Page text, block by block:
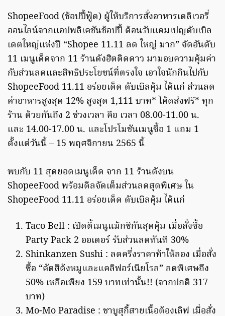
ShopeeFood (ช้อปปี้ฟู้ด) ผู้ให้บริการสั่งอาหารเดลิเวอรี่
ออนไลน์จากแอปพลิเคชันช้อปปี้ ต้อนรับแคมเปญดับเบิล
เดตใหญ่แห่งปี “Shopee 11.11 ลด ใหญ่ มาก” จัดอันดับ
11 เมนูเด็ดจาก 11 ร้านดังฮิตติดดาว มามอบความคุ้มค่า
กับส่วนลดและสิทธิประโยชน์ที่ตรงใจ เอาใจนักกินไปกับ
ShopeeFood 11.11 อร่อยเด็ด ดับเบิลคุ้ม ได้แก่ ส่วนลด
ค่าอาหารสูงสุด 12% สูงสุด 1,111 บาท* โค้ดส่งฟรี* ทุก
ร้าน ด้วยกันถึง 2 ช่วงเวลา คือ เวลา 08.00-11.00 น.
และ 14.00-17.00 น. และโปรโมชันเมนูซื้อ 1 แถม 1
ตั้งแต่วันนี้ – 15 พฤศจิกายน 2565 นี้
พบกับ 11 สุดยอดเมนูเด็ด จาก 11 ร้านดังบน
ShopeeFood พร้อมดีลจัดเต็มส่วนลดสุดพิเศษ ใน
ShopeeFood 11.11 อร่อยเด็ด ดับเบิลคุ้ม ได้แก่
Taco Bell : เปิดตี้เมนูแม็กซิกันสุดคุ้ม เมื่อสั่งซื้อ
Party Pack 2 ออเดอร์ รับส่วนลดทันที 30%
Shinkanzen Sushi : ลดครึ่งราคาท้าให้ลอง เมื่อสั่ง
ซื้อ “คัตสึด้งหมูและแคลิฟอร์เนียโรล” ลดพิเศษถึง
50% เหลือเพียง 159 บาทเท่านั้น!! (จากปกติ 317
บาท)
Mo-Mo Paradise : ชาบูสุกี้สายเนื้อต้องเลิฟ เมื่อสั่ง